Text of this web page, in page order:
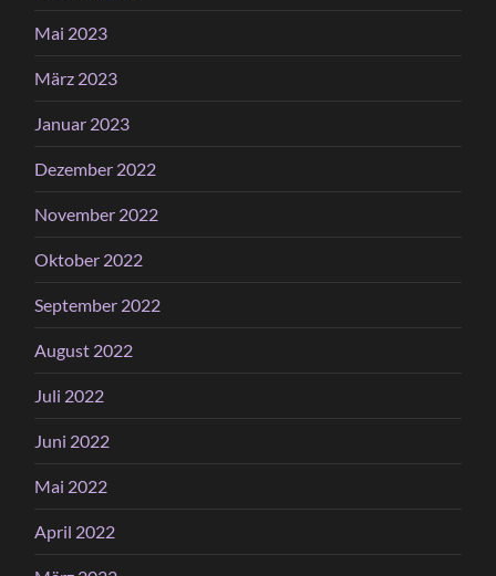
Mai 2023
März 2023
Januar 2023
Dezember 2022
November 2022
Oktober 2022
September 2022
August 2022
Juli 2022
Juni 2022
Mai 2022
April 2022